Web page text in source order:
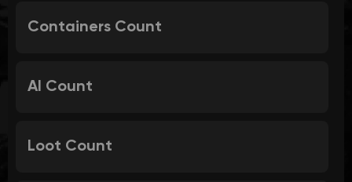
Containers Count
AI Count
Loot Count